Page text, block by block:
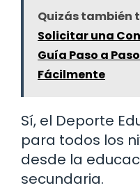
Quizás también
Solicitar una
Guía Paso a
Fácilmente
Sí, el Deporte
para todos los
desde la
secundaria.